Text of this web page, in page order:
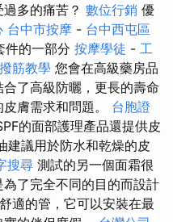
多的痛苦？ 數位行銷 優
台中市按摩 - 台中西屯區
件的一部分 按摩學徒 - 工
筋教學 您會在高級藥房品
了高級防曬，更長的壽命
膚需求和問題。 台胞證
的面部護理產品還提供皮
建議用於防水和乾燥的皮
搜尋 測試的另一個面霜很
了完全不同的目的而設計
適的管，它可以安裝在最